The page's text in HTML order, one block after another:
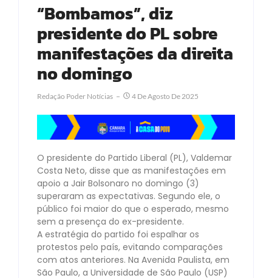
“Bombamos”, diz
presidente do PL sobre
manifestações da direita
no domingo
Redação Poder Notícias 4 De Agosto De 2025
O presidente do Partido Liberal (PL), Valdemar
Costa Neto, disse que as manifestações em
apoio a Jair Bolsonaro no domingo (3)
superaram as expectativas. Segundo ele, o
público foi maior do que o esperado, mesmo
sem a presença do ex-presidente.
A estratégia do partido foi espalhar os
protestos pelo país, evitando comparações
com atos anteriores. Na Avenida Paulista, em
São Paulo, a Universidade de São Paulo (USP)